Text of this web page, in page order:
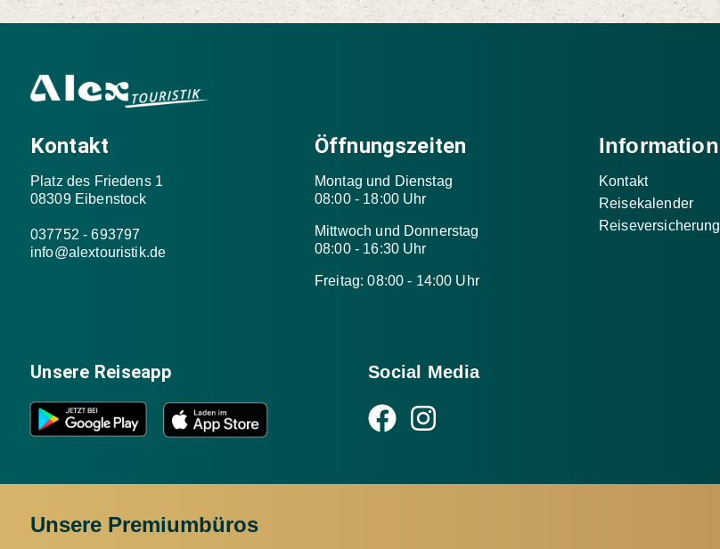
Kontakt
Platz des Friedens 1
08309 Eibenstock
037752 - 693797
info@alextouristik.de
Öffnungszeiten
Montag und Dienstag
08:00 - 18:00 Uhr
Mittwoch und Donnerstag
08:00 - 16:30 Uhr
Freitag: 08:00 - 14:00 Uhr
Information
Kontakt
Reisekalender
Reiseversicherung
Unsere Reiseapp Social Media
Unsere Premiumbüros